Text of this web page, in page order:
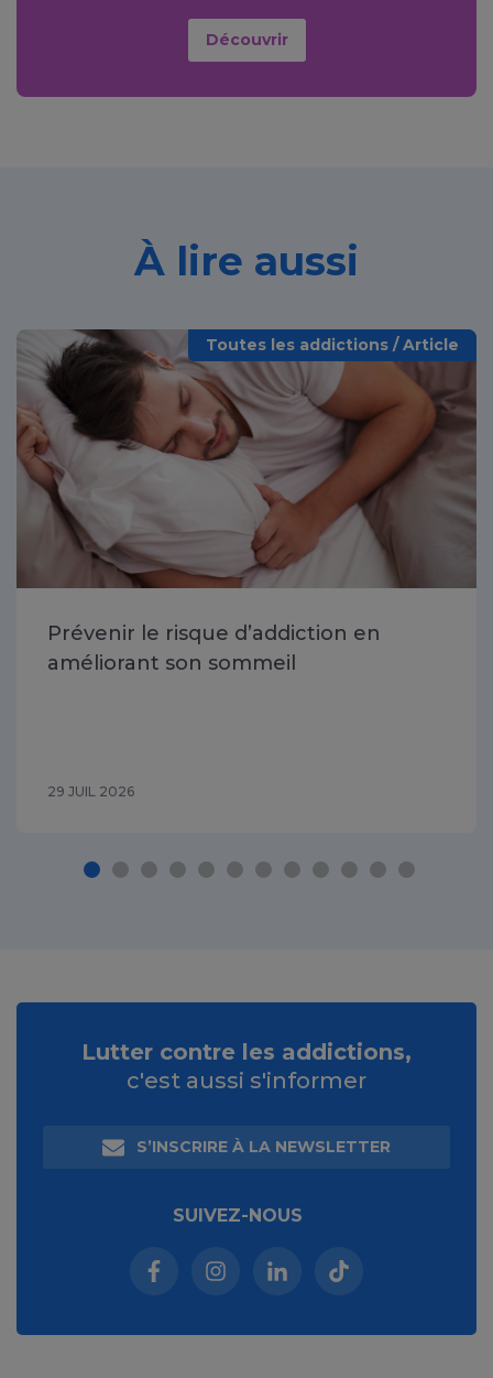
Découvrir
À lire aussi
Toutes les addictions / Article
Prévenir le risque d’addiction en
améliorant son sommeil
29 JUIL 2026
Lutter contre les addictions,
c'est aussi s'informer
S’INSCRIRE À LA NEWSLETTER
SUIVEZ-NOUS
Facebook (nouvelle fenêtre)
Instagram (nouvelle fenêtre)
Linkedin (nouvelle
Tiktok (nouvelle